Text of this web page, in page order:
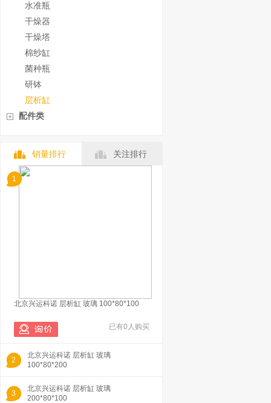
水准瓶
干燥器
干燥塔
棉纱缸
菌种瓶
研钵
层析缸
配件类
销量排行 关注排行
1
北京兴运科诺 层析缸 玻璃 100*80*100
已有0人购买
2
北京兴运科诺 层析缸 玻璃
100*80*200
3
北京兴运科诺 层析缸 玻璃
200*80*100